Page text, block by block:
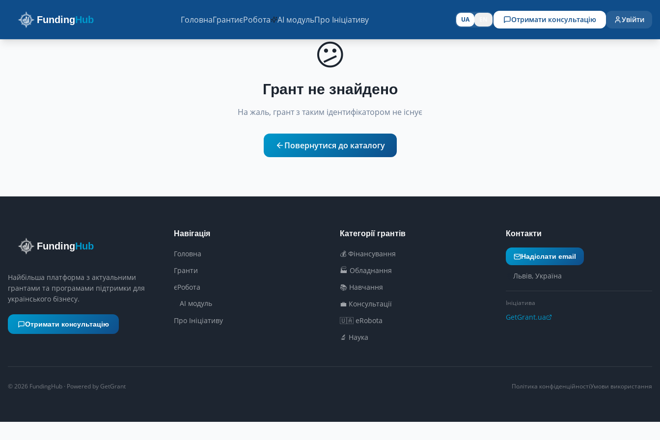
FundingHub ГоловнаГрантиєРобота AI модульПро Ініціативу UA Отримати консультацію Увійти
😕
Грант не знайдено
На жаль, грант з таким ідентифікатором не існує
Повернутися до каталогу
FundingHub
Найбільша платформа з актуальними
грантами та програмами підтримки для
українського бізнесу.
Отримати консультацію
Навігація
Головна
Гранти
єРобота
AI модуль
Про Ініціативу
Категорії грантів
💰 Фінансування
🏭 Обладнання
📚 Навчання
💼 Консультації
🇺🇦 eRobota
🔬 Наука
Контакти
Надіслати email
Львів, Україна
Ініціатива
GetGrant.ua
©2026 FundingHub · Powered by GetGrant Політика конфіденційностіУмови використання